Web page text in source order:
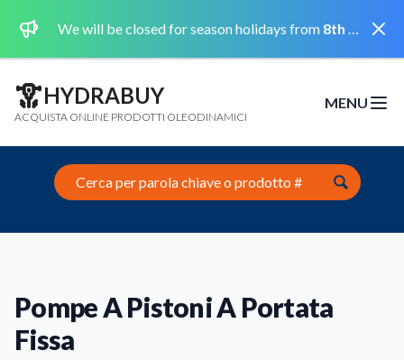
We will be closed for season holidays from 8th August 2026 to the 31st August 2026 included.
HYDRABUY
ACQUISTA ONLINE PRODOTTI OLEODINAMICI
MENU
Open
Search this site
Pompe A Pistoni A Portata
Fissa